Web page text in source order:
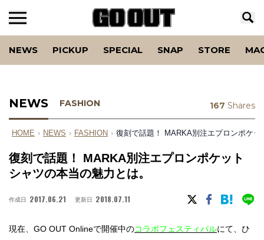
NEWS PICKUP SPECIAL SNAP STORE
NEWS FASHION
HOME › NEWS › FASHION › 復刻で話題！ MARKA別注エプロンポケ
復刻で話題！ MARKA別注エプロンポケット
シャツの本当の魅力とは。
作成日 2017.06.21 更新日 2018.07.11
167 Shares
現在、GO OUT Onlineで開催中のコラボフェスティバルにて、ひ